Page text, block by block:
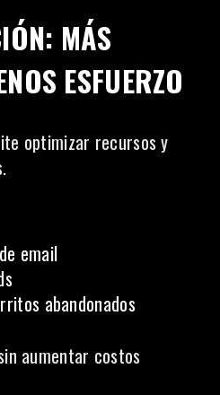
MÁS
ESFUERZO
optimizar recursos y
email
abandonados
aumentar costos